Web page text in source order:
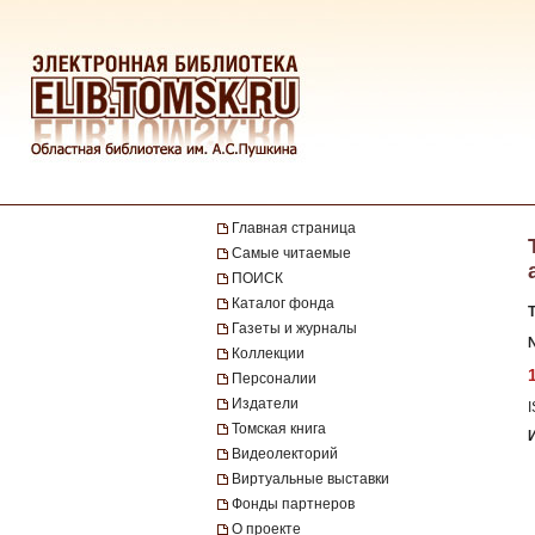
Главная страница
Самые читаемые
ПОИСК
Каталог фонда
Газеты и журналы
Коллекции
Персоналии
Издатели
Томская книга
Видеолекторий
Виртуальные выставки
Фонды партнеров
О проекте